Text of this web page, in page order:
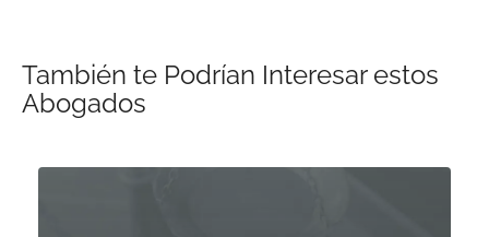
También te Podrían Interesar estos
Abogados